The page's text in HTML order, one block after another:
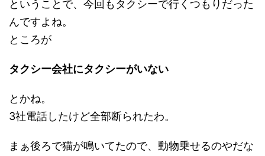
ということで、今回もタクシーで行くつもりだった
んですよね。
ところが
タクシー会社にタクシーがいない
とかね。
3社電話したけど全部断られたわ。
まぁ後ろで猫が鳴いてたので、動物乗せるのやだな